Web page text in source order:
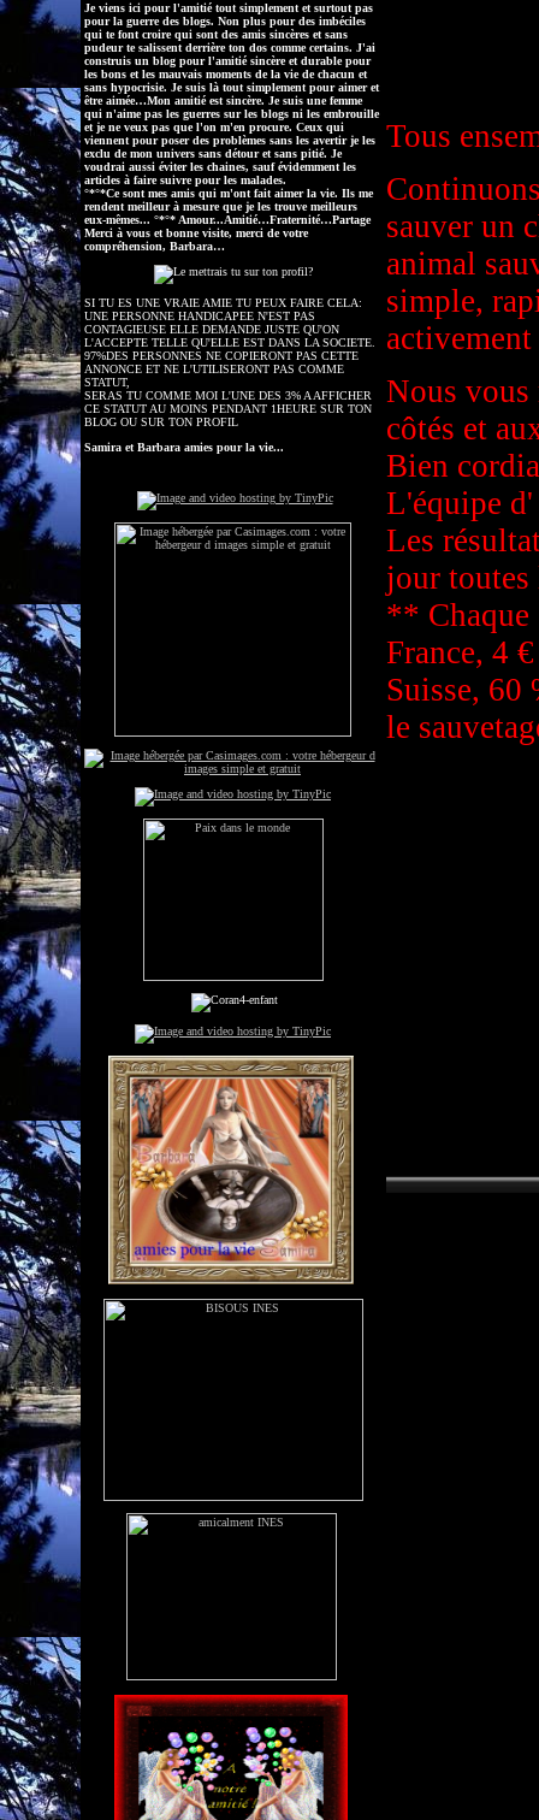
Je viens ici pour l'amitié tout simplement et surtout pas
pour la guerre des blogs. Non plus pour des imbéciles
qui te font croire qui sont des amis sincères et sans
pudeur te salissent derrière ton dos comme certains. J'ai
construis un blog pour l'amitié sincère et durable pour
les bons et les mauvais moments de la vie de chacun et
sans hypocrisie. Je suis là tout simplement pour aimer et
être aimée…Mon amitié est sincère. Je suis une femme
qui n'aime pas les guerres sur les blogs ni les embrouille
et je ne veux pas que l'on m'en procure. Ceux qui
viennent pour poser des problèmes sans les avertir je les
exclu de mon univers sans détour et sans pitié. Je
voudrai aussi éviter les chaines, sauf évidemment les
articles à faire suivre pour les malades.
°*°*Ce sont mes amis qui m'ont fait aimer la vie. Ils me
rendent meilleur à mesure que je les trouve meilleurs
eux-mêmes... °*°* Amour...Amitié…Fraternité…Partage
Merci à vous et bonne visite, merci de votre
compréhension, Barbara…
SI TU ES UNE VRAIE AMIE TU PEUX FAIRE CELA:
UNE PERSONNE HANDICAPEE N'EST PAS
CONTAGIEUSE ELLE DEMANDE JUSTE QU'ON
L'ACCEPTE TELLE QU'ELLE EST DANS LA SOCIETE.
97%DES PERSONNES NE COPIERONT PAS CETTE
ANNONCE ET NE L'UTILISERONT PAS COMME
STATUT,
SERAS TU COMME MOI L'UNE DES 3% A AFFICHER
CE STATUT AU MOINS PENDANT 1HEURE SUR TON
BLOG OU SUR TON PROFIL
Samira et Barbara amies pour la vie...
Tous
sauver un
animal
simple,
Nous
côtés et
Bien
L'équipe
Les
jour toutes
** Chaque
France, 4
Suisse,
le